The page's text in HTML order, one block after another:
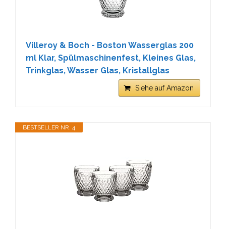
Villeroy & Boch - Boston Wasserglas 200
ml Klar, Spülmaschinenfest, Kleines Glas,
Trinkglas, Wasser Glas, Kristallglas
Siehe auf Amazon
BESTSELLER NR. 4